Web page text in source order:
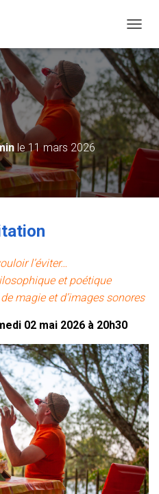
É
P
L
I
E
R
L
A
N
A
jeudi 30 avril au
2026 à 20h30
le 11 mars 2026
l’éviter…
et poétique
magie et d’images sonores
02 mai 2026 à 20h30